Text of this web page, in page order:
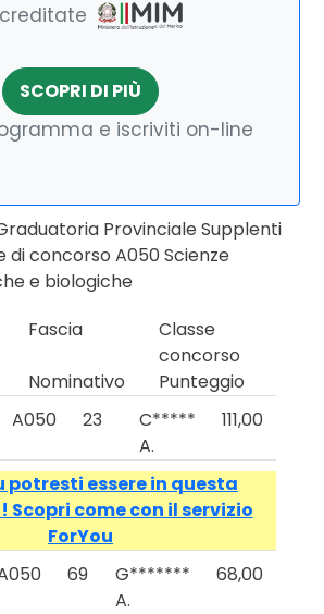
SCOPRI DI PIÙ
e iscriviti on-line
Provinciale Supplenti
di concorso A050 Scienze
e biologiche
Fascia
Classe
concorso
Nominativo
Punteggio
A050 23
C*****
A.
111,00
potresti essere in questa
Scopri come con il servizio
ForYou
69
G*******
A.
68,00